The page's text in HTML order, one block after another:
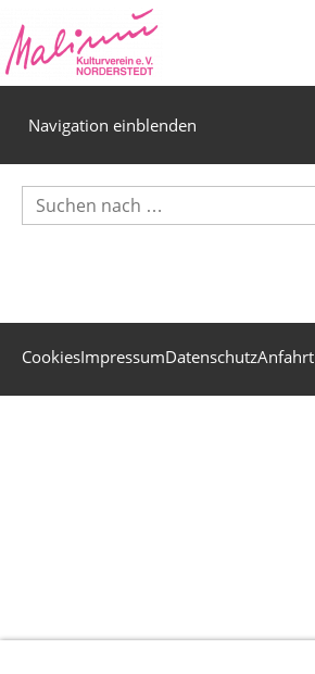
Navigation einblenden
CookiesImpressumDatenschutzAnfahrt